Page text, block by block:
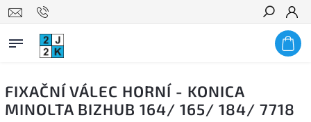
Hledat
FIXAČNÍ VÁLEC HORNÍ - KONICA
MINOLTA BIZHUB 164/ 165/ 184/ 7718